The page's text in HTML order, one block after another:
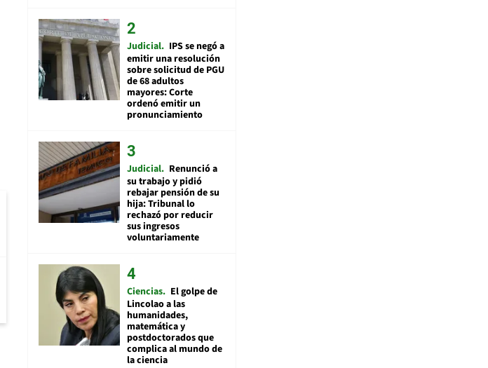
Judicial IPS se negó a
emitir una resolución
sobre solicitud de PGU
de 68 adultos
mayores: Corte
ordenó emitir un
pronunciamiento
Judicial Renunció a
su trabajo y pidió
rebajar pensión de su
hija: Tribunal lo
rechazó por reducir
sus ingresos
voluntariamente
Ciencias El golpe de
Lincolao a las
humanidades,
matemática y
postdoctorados que
complica al mundo de
la ciencia